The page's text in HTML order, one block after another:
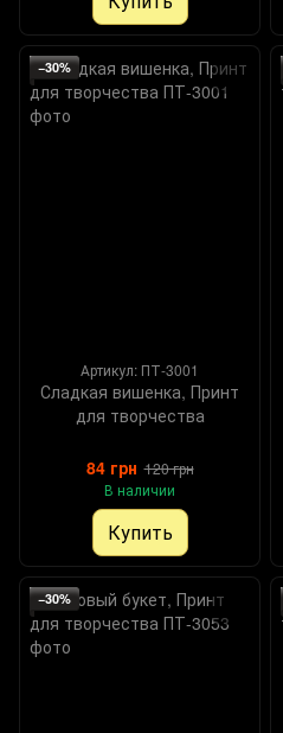
−30%
Артикул: ПТ-3001
Сладкая вишенка, Принт
для творчества
84 грн 120 грн
В наличии
Купить
−30%